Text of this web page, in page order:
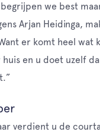
we best
Arjan Heidinga,
er komt heel wat
huis en u doet uzelf
verdient u de